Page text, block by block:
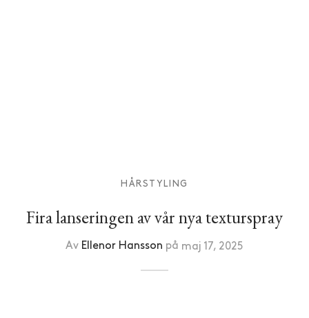
HÅRSTYLING
Fira lanseringen av vår nya texturspray
Av Ellenor Hansson på maj 17, 2025